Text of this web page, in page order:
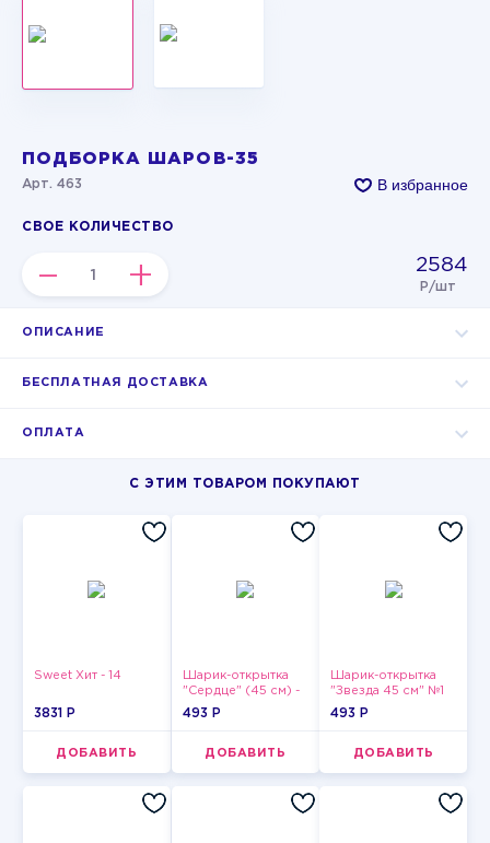
ПОДБОРКА ШАРОВ-35
Арт. 463 В избранное
СВОЕ КОЛИЧЕСТВО
– + 2584
Р/шт
ОПИСАНИЕ
БЕСПЛАТНАЯ ДОСТАВКА
ОПЛАТА
С ЭТИМ ТОВАРОМ ПОКУПАЮТ
Sweet Хит - 14
3831 P
ДОБАВИТЬ
Шарик-открытка
"Сердце" (45 см) -
2
493 P
ДОБАВИТЬ
Шарик-открытка
"Звезда 45 см" №1
493 P
ДОБАВИТЬ